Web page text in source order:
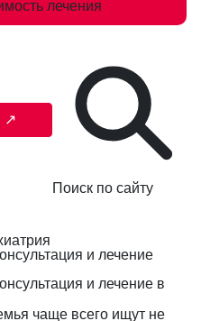
лечения
↗
Поиск по сайту
и лечение
и лечение в
чаще всего ищут не